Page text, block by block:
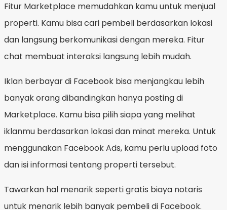
Fitur Marketplace memudahkan kamu untuk menjual
properti. Kamu bisa cari pembeli berdasarkan lokasi
dan langsung berkomunikasi dengan mereka. Fitur
chat membuat interaksi langsung lebih mudah.
Iklan berbayar di Facebook bisa menjangkau lebih
banyak orang dibandingkan hanya posting di
Marketplace. Kamu bisa pilih siapa yang melihat
iklanmu berdasarkan lokasi dan minat mereka. Untuk
menggunakan Facebook Ads, kamu perlu upload foto
dan isi informasi tentang properti tersebut.
Tawarkan hal menarik seperti gratis biaya notaris
untuk menarik lebih banyak pembeli di Facebook.